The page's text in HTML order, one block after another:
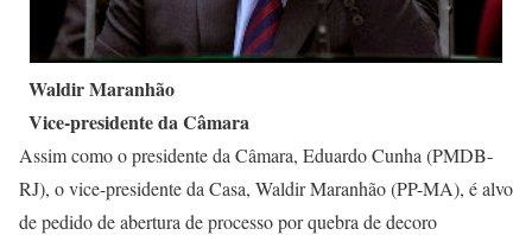
Waldir Maranhão
Vice-presidente da Câmara
Assim como o presidente da Câmara, Eduardo Cunha (PMDB-
RJ), o vice-presidente da Casa, Waldir Maranhão (PP-MA), é alvo
de pedido de abertura de processo por quebra de decoro